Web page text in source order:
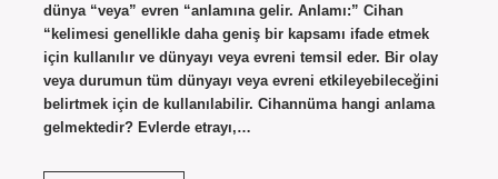
dünya “veya” evren “anlamına gelir. Anlamı:” Cihan
“kelimesi genellikle daha geniş bir kapsamı ifade etmek
için kullanılır ve dünyayı veya evreni temsil eder. Bir olay
veya durumun tüm dünyayı veya evreni etkileyebileceğini
belirtmek için de kullanılabilir. Cihannüma hangi anlama
gelmektedir? Evlerde etrayı,…